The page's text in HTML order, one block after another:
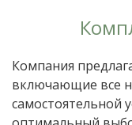
Компания
включающие все
самостоятельной